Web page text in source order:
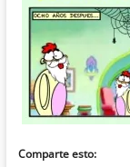
Comparte esto: